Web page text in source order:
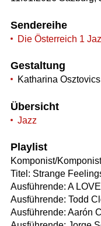
Sendereihe
Die Österreich 1
Gestaltung
Katharina Osztovics
Übersicht
Jazz
Playlist
Komponist/
Titel: Strange
Ausführende: A
Ausführende: Todd
Ausführende: Aarón